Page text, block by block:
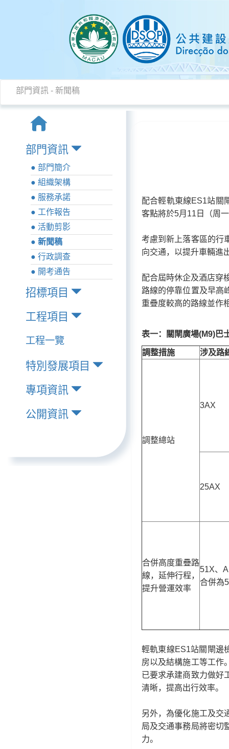
部門資訊 - 新聞稿
部門資訊
● 部門簡介
● 組織架構
● 服務承諾
● 工作報告
● 活動剪影
● 新聞稿
● 行政調查
● 開考通告
招標項目
工程項目
工程一覽
特別發展項目
專項資訊
公開資訊
配合輕軌東線ES1站關
客點將於5月11日（周
考慮到新上落客區的行
向交通，以提升車輛進
配合屆時休企及酒店穿
路線的停靠位置及早高
重疊度較高的路線並作
表一：關閘廣場(M9) 巴
調整措施 涉及路
調整總站
3AX
25AX
合併高度重疊路
線，延伸行程，
提升營運效率
51X、
合併為
輕軌東線ES1站關閘邊
房以及結構施工等工作
已要求承建商致力做好
清晰，提高出行效率。
另外，為優化施工及交
局及交通事務局將密切
力。